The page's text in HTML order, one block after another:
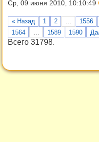
Ср, 09 июня 2010, 10:10:49
« Назад 1 2 …
1556
1564
1589 1590
Всего 31798.